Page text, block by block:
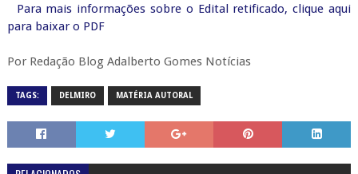
Para mais informações sobre o Edital retificado, clique aqui
para baixar o PDF
Por Redação Blog Adalberto Gomes Notícias
TAGS: DELMIRO MATÉRIA AUTORAL